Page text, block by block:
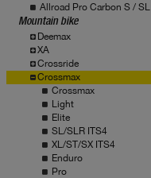
Allroad Pro Carbon S / SL
Mountain bike
Deemax
XA
Crossride
Crossmax
Crossmax
Light
Elite
SL/SLR ITS4
XL/ST/SX ITS4
Enduro
Pro